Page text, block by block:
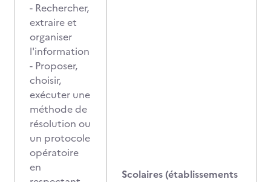
- Rechercher,
extraire et
organiser
l'information
- Proposer,
choisir,
exécuter une
méthode de
résolution ou
un protocole
opératoire
en
Scolaires (établissements